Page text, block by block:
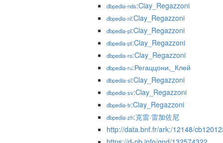
dbpedia-nds:Clay_Regazzoni
dbpedia-nl:Clay_Regazzoni
dbpedia-pl:Clay_Regazzoni
dbpedia-pt:Clay_Regazzoni
dbpedia-ro:Clay_Regazzoni
dbpedia-ru:Регаццони,_Клей
dbpedia-sl:Clay_Regazzoni
dbpedia-sv:Clay_Regazzoni
dbpedia-tr:Clay_Regazzoni
dbpedia-zh:克雷·雷加佐尼
http://data.bnf.fr/ark:/12148/